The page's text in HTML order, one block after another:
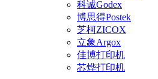
科诚Godex
博思得Postek
芝柯ZICOX
立象Argox
佳博打印机
芯烨打印机